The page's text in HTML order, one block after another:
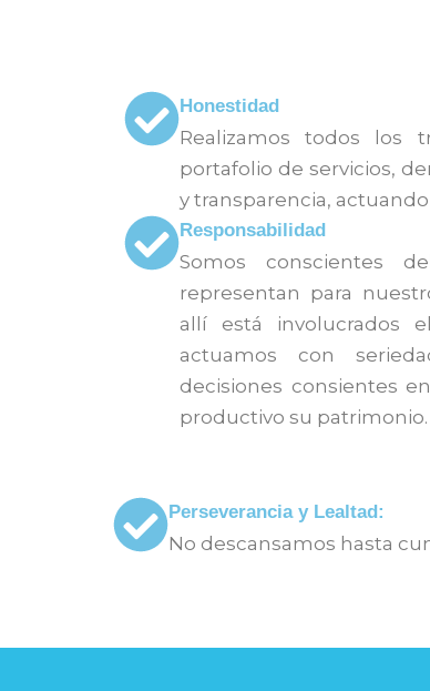
Honestidad
Realizamos todos los
portafolio de servicios,
y transparencia,
Responsabilidad
Somos conscientes
representan para
allí está involucrados
actuamos con
decisiones consientes
productivo su patrimonio.
Perseverancia y Lealtad:
No descansamos hasta